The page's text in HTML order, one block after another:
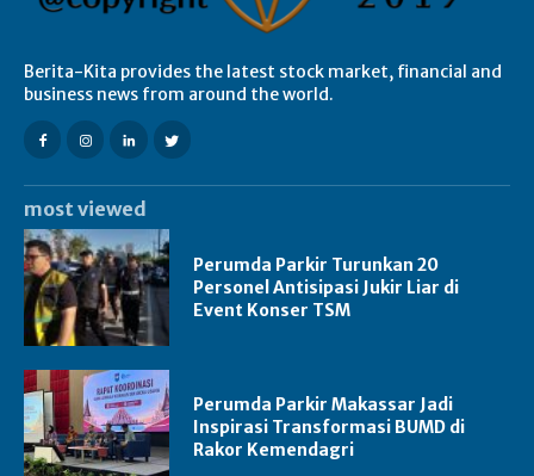
Berita-Kita provides the latest stock market, financial and
business news from around the world.
most viewed
Perumda Parkir Turunkan 20
Personel Antisipasi Jukir Liar di
Event Konser TSM
Perumda Parkir Makassar Jadi
Inspirasi Transformasi BUMD di
Rakor Kemendagri